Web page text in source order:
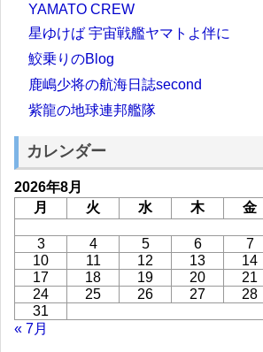
YAMATO CREW
星ゆけば 宇宙戦艦ヤマトよ伴に
鮫乗りのBlog
鹿嶋少将の航海日誌second
紫龍の地球連邦艦隊
カレンダー
2026年8月
月
火 水 木 金
3
4 5 6 7
10
11 12 13 14
17
18 19 20 21
24
25 26 27 28
31
« 7月